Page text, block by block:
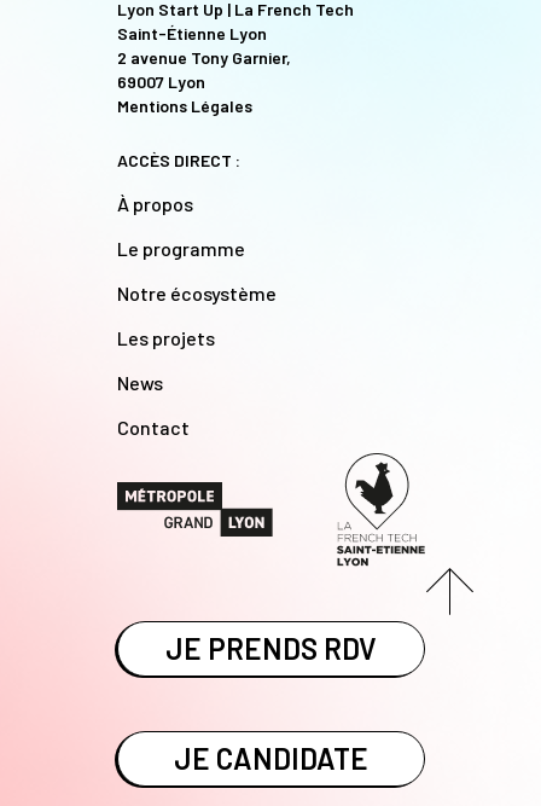
Lyon Start Up | La French Tech
Saint-Étienne Lyon
2 avenue Tony Garnier,
69007 Lyon
Mentions Légales
ACCÈS DIRECT :
À propos
Le programme
Notre écosystème
Les projets
News
Contact
JE PRENDS RDV
JE CANDIDATE